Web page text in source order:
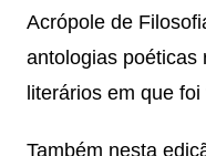
Acrópole de
antologias poéticas
literários em que
Também nesta